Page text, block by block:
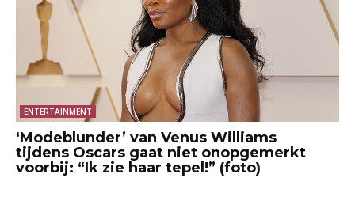
ENTERTAINMENT
‘Modeblunder’ van Venus Williams
tijdens Oscars gaat niet onopgemerkt
voorbij: “Ik zie haar tepel!” (foto)